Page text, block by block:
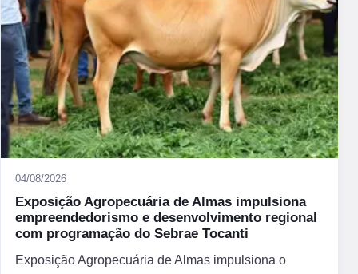
04/08/2026
Exposição Agropecuária de Almas impulsiona
empreendedorismo e desenvolvimento regional
com programação do Sebrae Tocanti
Exposição Agropecuária de Almas impulsiona o